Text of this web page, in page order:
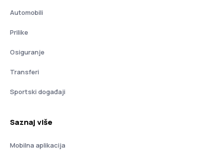
Automobili
Prilike
Osiguranje
Transferi
Sportski događaji
Saznaj više
Mobilna aplikacija